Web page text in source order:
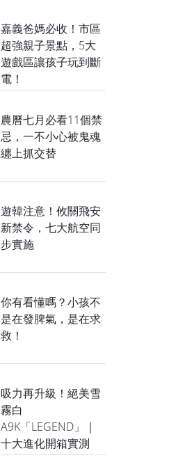
嘉義爸媽必收！市區
超強親子景點，5大
遊戲區讓孩子玩到斷
電！
農曆七月必看11個禁
忌，一不小心被鬼魂
纏上抓交替
遊韓注意！攸關飛安
新禁令，七大航空同
步實施
你有看懂嗎？小孩不
是在發脾氣，是在求
救！
吸力再升級！絕美雪
霧白
A9K「LEGEND」｜
十大進化開箱實測